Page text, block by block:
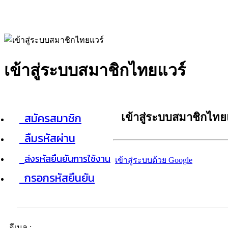
เข้าสู่ระบบสมาชิกไทยแวร์
สมัครสมาชิก
ลืมรหัสผ่าน
ส่งรหัสยืนยันการใช้งาน
กรอกรหัสยืนยัน
เข้าสู่ระบบสมาชิกไท
เข้าสู่ระบบด้วย Google